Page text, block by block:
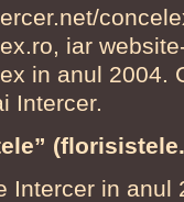
iar
in anul 2004.
Intercer.
Intercer in anul